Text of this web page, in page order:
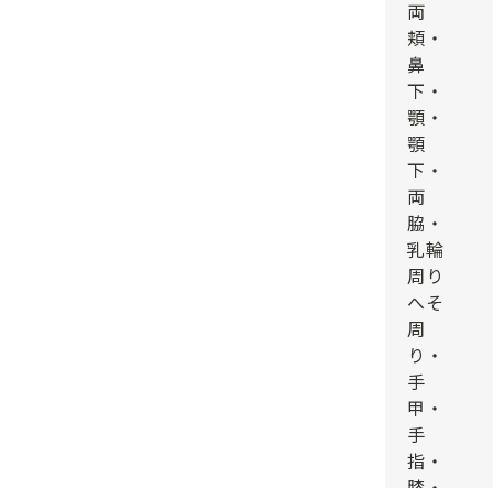
両
頬・
鼻
下・
顎・
顎
下・
両
脇・
乳輪
周り
へそ
周
り・
手
甲・
手
指・